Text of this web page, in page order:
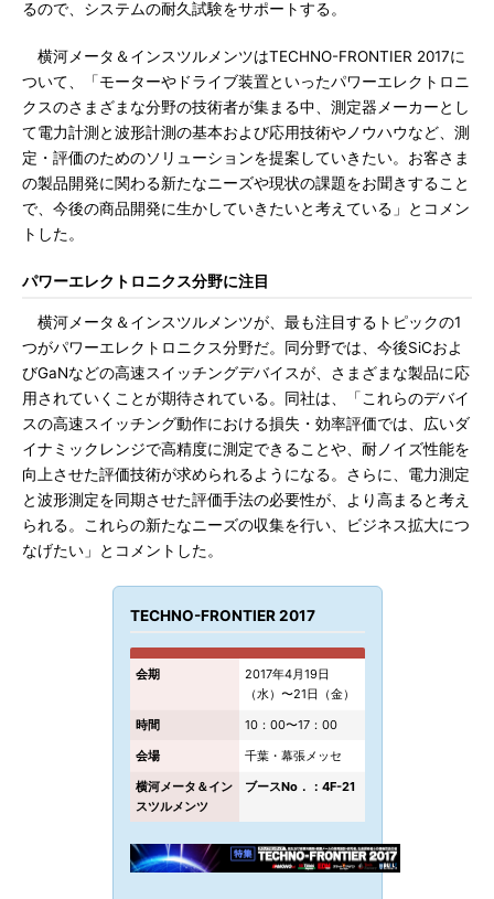
るので、システムの耐久試験をサポートする。
横河メータ＆インスツルメンツはTECHNO-FRONTIER 2017に
ついて、「モーターやドライブ装置といったパワーエレクトロニ
クスのさまざまな分野の技術者が集まる中、測定器メーカーとし
て電力計測と波形計測の基本および応用技術やノウハウなど、測
定・評価のためのソリューションを提案していきたい。お客さま
の製品開発に関わる新たなニーズや現状の課題をお聞きすること
で、今後の商品開発に生かしていきたいと考えている」とコメン
トした。
パワーエレクトロニクス分野に注目
横河メータ＆インスツルメンツが、最も注目するトピックの1
つがパワーエレクトロニクス分野だ。同分野では、今後SiCおよ
びGaNなどの高速スイッチングデバイスが、さまざまな製品に応
用されていくことが期待されている。同社は、「これらのデバイ
スの高速スイッチング動作における損失・効率評価では、広いダ
イナミックレンジで高精度に測定できることや、耐ノイズ性能を
向上させた評価技術が求められるようになる。さらに、電力測定
と波形測定を同期させた評価手法の必要性が、より高まると考え
られる。これらの新たなニーズの収集を行い、ビジネス拡大につ
なげたい」とコメントした。
TECHNO-FRONTIER 2017
会期
2017年4月19日
（水）〜21日（金）
時間
10：00〜17：00
会場
千葉・幕張メッセ
横河メータ＆イン
スツルメンツ
ブースNo．：4F-21